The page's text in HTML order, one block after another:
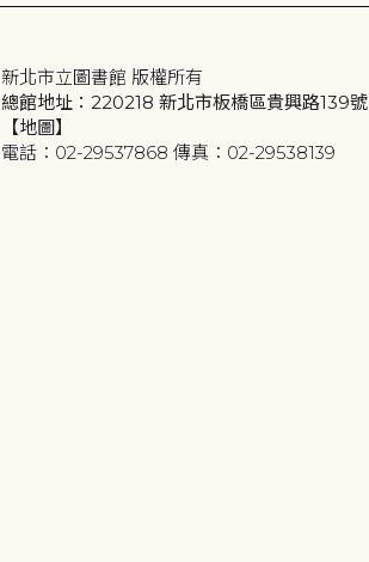
新北市立圖書館 版權所有
總館地址：220218 新北市板橋區貴興路139號
【地圖】
電話：02-29537868 傳真：02-29538139